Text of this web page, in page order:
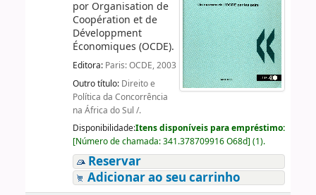
por Organisation de
Coopération et de
Développment
Économiques (OCDE).
Editora: Paris: OCDE, 2003
Outro título: Direito e
Política da Concorrência
na África do Sul /.
Disponibilidade:Itens disponíveis para empréstimo:
[Número de chamada:341.378709916 O68d] (1).
Reservar
Adicionar ao seu carrinho